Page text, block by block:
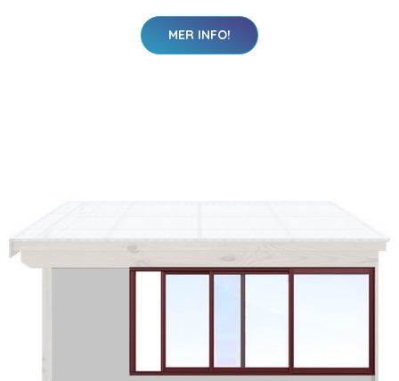
MER INFO!